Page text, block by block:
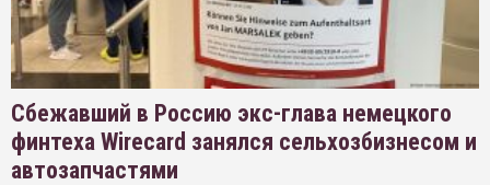
Сбежавший в Россию экс-глава немецкого
финтеха Wirecard занялся сельхозбизнесом и
автозапчастями